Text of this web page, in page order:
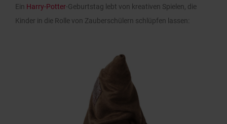
Ein Harry-Potter-Geburtstag lebt von kreativen Spielen, die
Kinder in die Rolle von Zauberschülern schlüpfen lassen: